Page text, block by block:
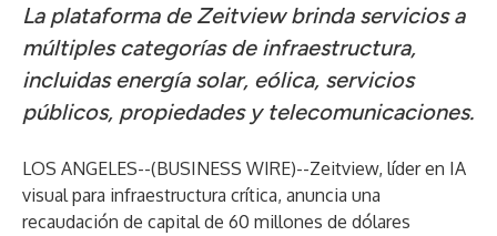
La plataforma de Zeitview brinda servicios a
múltiples categorías de infraestructura,
incluidas energía solar, eólica, servicios
públicos, propiedades y telecomunicaciones.
LOS ANGELES--(BUSINESS WIRE)--Zeitview, líder en IA
visual para infraestructura crítica, anuncia una
recaudación de capital de 60 millones de dólares